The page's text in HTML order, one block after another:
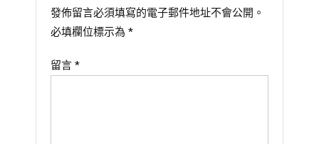
發佈留言必須填寫的電子郵件地址不會公開。
必填欄位標示為 *
留言 *